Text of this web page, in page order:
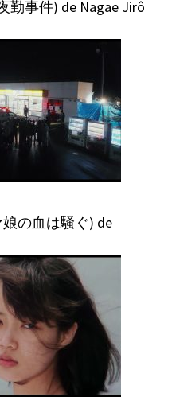
勤事件) de Nagae Jirô
娘の血は騒ぐ) de